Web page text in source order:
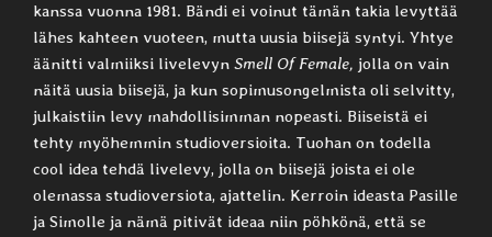
kanssa vuonna 1981. Bändi ei voinut tämän takia levyttää
lähes kahteen vuoteen, mutta uusia biisejä syntyi. Yhtye
äänitti valmiiksi livelevyn Smell Of Female, jolla on vain
näitä uusia biisejä, ja kun sopimusongelmista oli selvitty,
julkaistiin levy mahdollisimman nopeasti. Biiseistä ei
tehty myöhemmin studioversioita. Tuohan on todella
cool idea tehdä livelevy, jolla on biisejä joista ei ole
olemassa studioversiota, ajattelin. Kerroin ideasta Pasille
ja Simolle ja nämä pitivät ideaa niin pöhkönä, että se